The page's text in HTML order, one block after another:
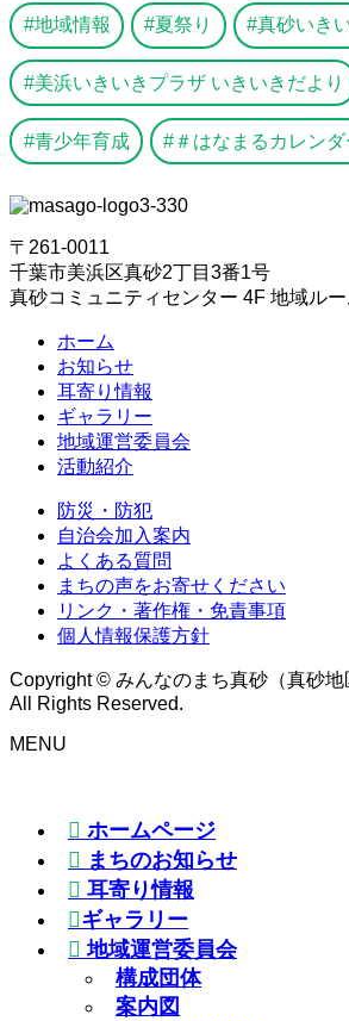
地域情報 夏祭り 真砂いき
美浜いきいきプラザ いきいきだより
青少年育成 ＃はなまるカレンダ
〒261-0011
千葉市美浜区真砂2丁目3番1号
真砂コミュニティセンター 4F 地域ルー
ホーム
お知らせ
耳寄り情報
ギャラリー
地域運営委員会
活動紹介
防災・防犯
自治会加入案内
よくある質問
まちの声をお寄せください
リンク・著作権・免責事項
個人情報保護方針
Copyright © みんなのまち真砂（真砂地
All Rights Reserved.
MENU
ホームページ
まちのお知らせ
耳寄り情報
ギャラリー
地域運営委員会
構成団体
案内図